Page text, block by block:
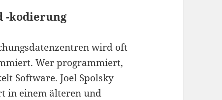
-kodierung
wird oft
Wer programmiert,
Software. Joel Spolsky
in einem älteren und